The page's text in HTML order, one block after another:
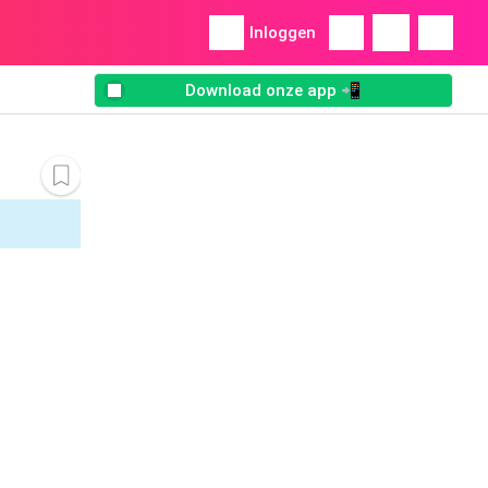
Inloggen
Download onze app 📲